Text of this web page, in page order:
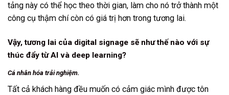
tảng này có thể học theo thời gian, làm cho nó trở thành một
công cụ thậm chí còn có giá trị hơn trong tương lai.
Vậy, tương lai của digital signage sẽ như thế nào với sự
thúc đẩy từ AI và deep learning?
Cá nhân hóa trải nghiệm.
Tất cả khách hàng đều muốn có cảm giác mình được tôn